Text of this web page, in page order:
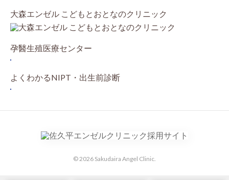
大森エンゼル こどもとおとなのクリニック
孕醫生殖医療センター
よくわかるNIPT・出生前診断
© 2026 Sakudaira Angel Clinic.